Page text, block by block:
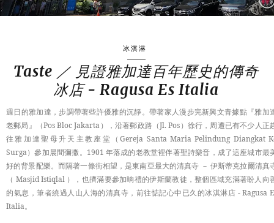
冰淇淋
Taste ／ 見證雅加達百年歷史的傳奇
冰店 - Ragusa Es Italia
週日的雅加達，步調帶著些許優雅的沉靜。帶著家人漫步完新興文青據點『雅加
老郵局』（Pos Bloc Jakarta），沿著郵政路（Jl. Pos）徐行，周遭已有不少人正
往雅加達聖母升天主教座堂（Gereja Santa Maria Pelindung Diangkat
Surga）參加晨間彌撒。1901 年落成的老教堂裡伴著聖詩樂音，成了這座城市最
好的背景配樂。而隔著一條街相望，是東南亞最大的清真寺 － 伊斯蒂克拉爾清真
（ Masjid Istiqlal ），也擠滿要參加晌禮的伊斯蘭教徒，整個區域充滿著盼人向
的氣息，筆者繞過人山人海的清真寺，前往惦記心中已久的冰淇淋店 - Ragusa
Italia。